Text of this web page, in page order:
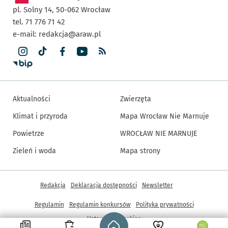
Strona główna - wroclaw.pl
pl. Solny 14, 50-062 Wrocław
tel. 71 776 71 42
e-mail: redakcja@araw.pl
Aktualności
Klimat i przyroda
Powietrze
Zieleń i woda
Zwierzęta
Mapa Wrocław Nie Marnuje
WROCŁAW NIE MARNUJE
Mapa strony
Inne informacje
Redakcja Deklaracja dostępności Newsletter
Regulamin Regulamin konkursów
Polityka prywatności
Ustawienia cookies